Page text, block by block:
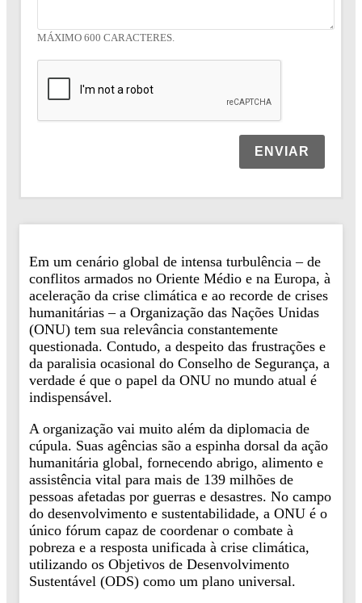
MÁXIMO 600 CARACTERES.
ENVIAR
Em um cenário global de intensa turbulência – de
conflitos armados no Oriente Médio e na Europa, à
aceleração da crise climática e ao recorde de crises
humanitárias – a Organização das Nações Unidas
(ONU) tem sua relevância constantemente
questionada. Contudo, a despeito das frustrações e
da paralisia ocasional do Conselho de Segurança, a
verdade é que o papel da ONU no mundo atual é
indispensável.
A organização vai muito além da diplomacia de
cúpula. Suas agências são a espinha dorsal da ação
humanitária global, fornecendo abrigo, alimento e
assistência vital para mais de 139 milhões de
pessoas afetadas por guerras e desastres. No campo
do desenvolvimento e sustentabilidade, a ONU é o
único fórum capaz de coordenar o combate à
pobreza e a resposta unificada à crise climática,
utilizando os Objetivos de Desenvolvimento
Sustentável (ODS) como um plano universal.